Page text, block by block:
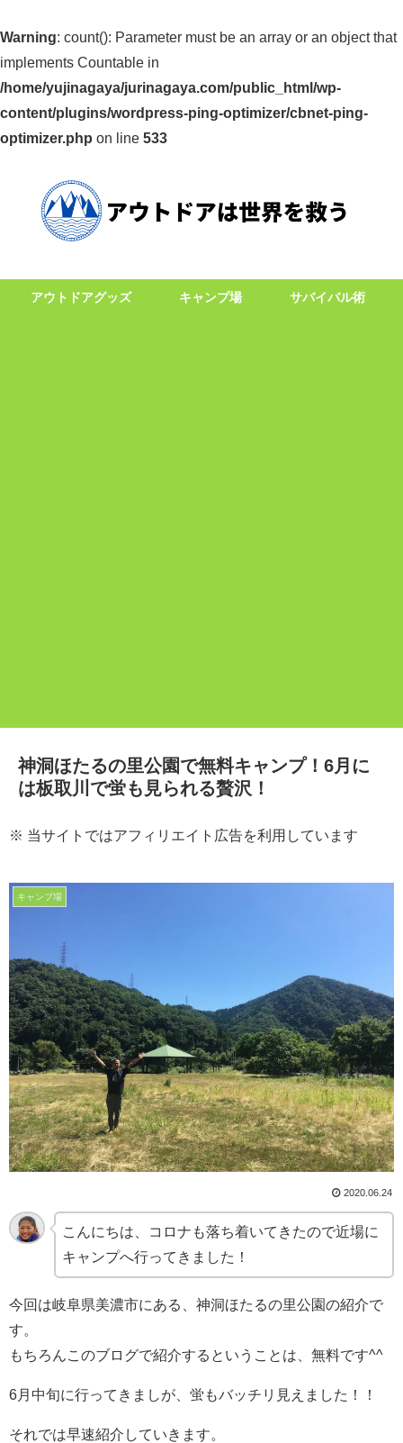
Warning: count(): Parameter must be an array or an object that
implements Countable in
/home/yujinagaya/jurinagaya.com/public_html/wp-
content/plugins/wordpress-ping-optimizer/cbnet-ping-
optimizer.php on line 533
アウトドアグッズ キャンプ場 サバイバル術
神洞ほたるの里公園で無料キャンプ！6月に
は板取川で蛍も見られる贅沢！
※ 当サイトではアフィリエイト広告を利用しています
キャンプ場
2020.06.24
こんにちは、コロナも落ち着いてきたので近場に
キャンプへ行ってきました！
今回は岐阜県美濃市にある、神洞ほたるの里公園の紹介で
す。
もちろんこのブログで紹介するということは、無料です^^
6月中旬に行ってきましが、蛍もバッチリ見えました！！
それでは早速紹介していきます。